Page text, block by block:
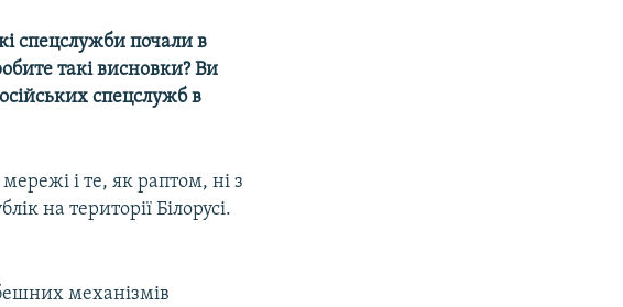
спецслужби почали в
такі висновки? Ви
спецслужб в
і те, як раптом, ні з
на території Білорусі.
механізмів